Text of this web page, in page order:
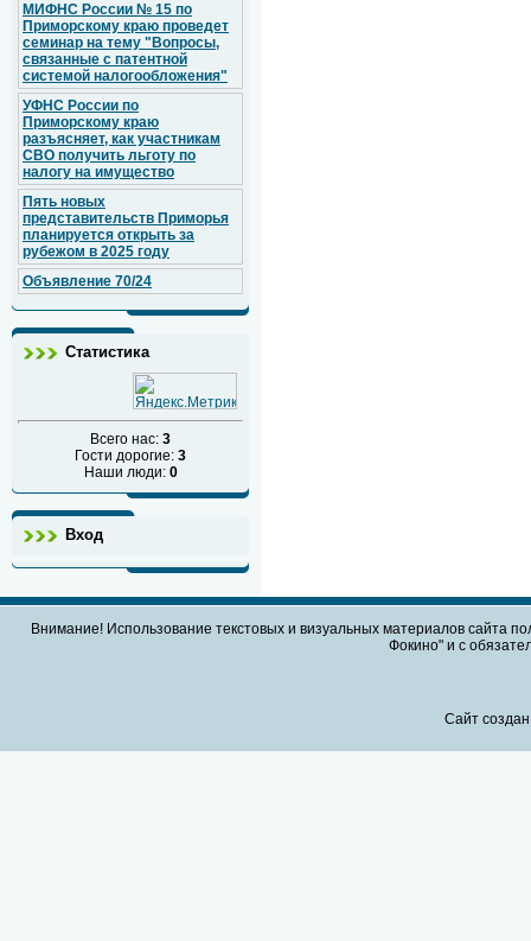
МИФНС России № 15 по
Приморскому краю проведет
семинар на тему "Вопросы,
связанные с патентной
системой налогообложения"
УФНС России по
Приморскому краю
разъясняет, как участникам
СВО получить льготу по
налогу на имущество
Пять новых
представительств Приморья
планируется открыть за
рубежом в 2025 году
Объявление 70/24
Статистика
Всего нас: 3
Гости дорогие: 3
Наши люди: 0
Вход
Внимание! Использование текстовых и визуальных материалов сайта
Фокино" и с
Сайт